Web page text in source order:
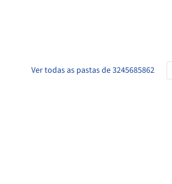
Ver todas as pastas de 3245685862